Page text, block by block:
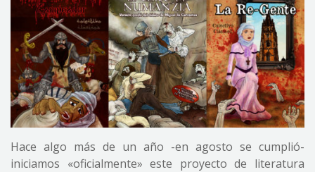
Hace algo más de un año -en agosto se cumplió-
iniciamos «oficialmente» este proyecto de literatura